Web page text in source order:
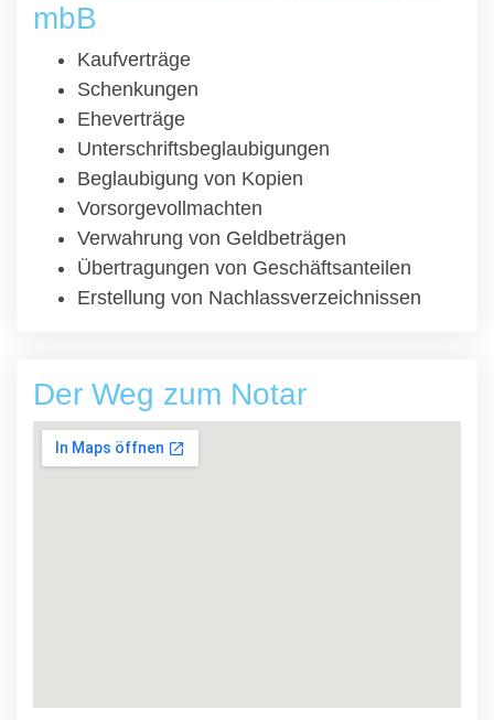
mbB
Kaufverträge
Schenkungen
Eheverträge
Unterschriftsbeglaubigungen
Beglaubigung von Kopien
Vorsorgevollmachten
Verwahrung von Geldbeträgen
Übertragungen von Geschäftsanteilen
Erstellung von Nachlassverzeichnissen
Der Weg zum Notar